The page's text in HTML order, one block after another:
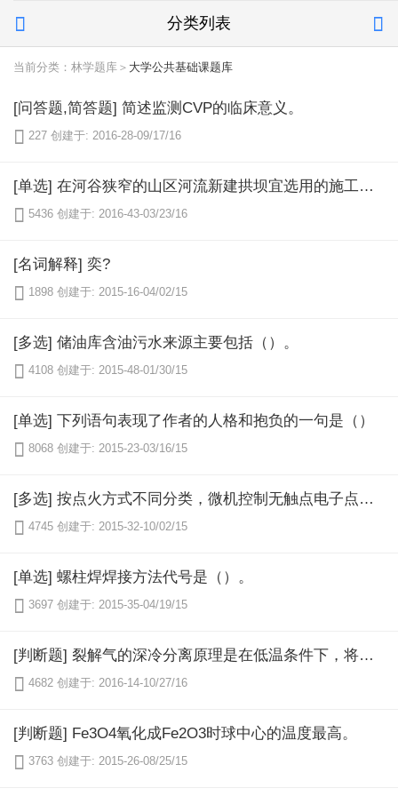
 分类列表 
当前分类：林学题库＞ 大学公共基础课题库
[问答题,简答题] 简述监测CVP的临床意义。
 227 创建于: 2016-28-09/17/16
[单选] 在河谷狭窄的山区河流新建拱坝宜选用的施工导流方式是（）。
 5436 创建于: 2016-43-03/23/16
[名词解释] 奕?
 1898 创建于: 2015-16-04/02/15
[多选] 储油库含油污水来源主要包括（）。
 4108 创建于: 2015-48-01/30/15
[单选] 下列语句表现了作者的人格和抱负的一句是（）
 8068 创建于: 2015-23-03/16/15
[多选] 按点火方式不同分类，微机控制无触点电子点火系统分类有（）两种型式。
 4745 创建于: 2015-32-10/02/15
[单选] 螺柱焊焊接方法代号是（）。
 3697 创建于: 2015-35-04/19/15
[判断题] 裂解气的深冷分离原理是在低温条件下，将氢及甲烷以上更重的烃都冷凝下来，然后利用各烃的相对挥发度的差异，在精馏塔内进行多组分的分离，最后再利用精馏得到高纯度的乙烯、丙烯及其它烃类。
 4682 创建于: 2016-14-10/27/16
[判断题] Fe3O4氧化成Fe2O3时球中心的温度最高。
 3763 创建于: 2015-26-08/25/15